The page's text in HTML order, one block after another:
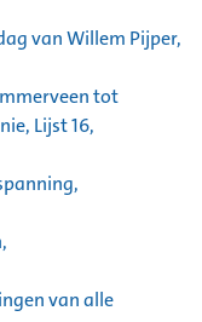
van Willem Pijper,
tot
Lijst 16,
van alle